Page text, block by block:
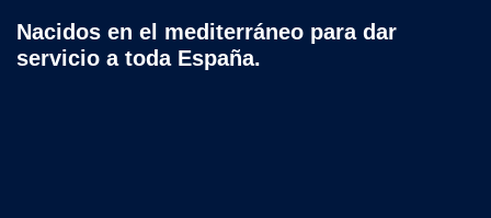
Nacidos en el mediterráneo para dar
servicio a toda España.